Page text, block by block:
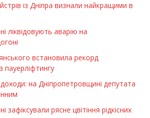
із Дніпра визнали найкращими в
ліквідовують аварію на
встановила рекорд
пауерліфтингу
на Дніпропетровщині депутата
рясне цвітіння рідкісних